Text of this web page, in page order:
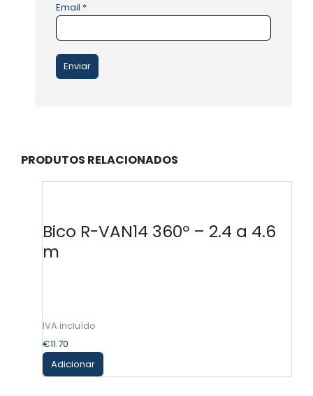
Email *
PRODUTOS RELACIONADOS
Bico R-VAN14 360º – 2.4 a 4.6
m
€11.70
Adicionar